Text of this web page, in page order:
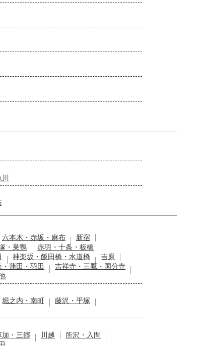
六本木・赤坂・麻布
新宿
・巣鴨
赤羽・十条・板橋
神楽坂・飯田橋・水道橋
吉原
・蒲田・羽田
吉祥寺・三鷹・国分寺
堀之内・南町
藤沢・平塚
加・三郷 川越
所沢・入間